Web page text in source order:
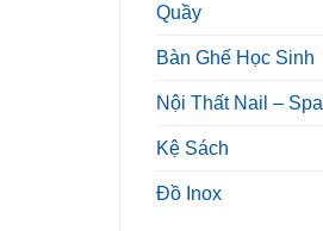
Quầy
Bàn Ghế Học Sinh
Nội Thất Nail – Spa
Kệ Sách
Đồ Inox